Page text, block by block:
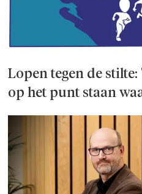
Lopen tegen de
op het punt staan